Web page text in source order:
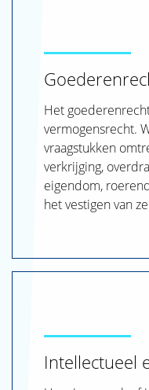
Het
vermogensrecht.
vraagstukken
verkrijging,
eigendom,
het vestigen van
Intellectueel